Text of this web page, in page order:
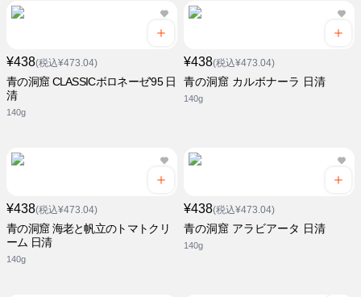
¥438(税込¥473.04)
青の洞窟 CLASSICボロネーゼ'95 日
清
140g
¥438(税込¥473.04)
青の洞窟 カルボナーラ 日清
140g
¥438(税込¥473.04)
青の洞窟 海老と帆立のトマトクリ
ーム 日清
140g
¥438(税込¥473.04)
青の洞窟 アラビアータ 日清
140g